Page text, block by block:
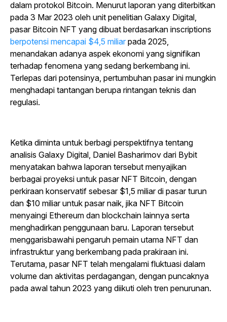
dalam protokol Bitcoin. Menurut laporan yang diterbitkan
pada 3 Mar 2023 oleh unit penelitian Galaxy Digital,
pasar Bitcoin NFT yang dibuat berdasarkan inscriptions
berpotensi mencapai $4,5 miliar pada 2025,
menandakan adanya aspek ekonomi yang signifikan
terhadap fenomena yang sedang berkembang ini.
Terlepas dari potensinya, pertumbuhan pasar ini mungkin
menghadapi tantangan berupa rintangan teknis dan
regulasi.
Ketika diminta untuk berbagi perspektifnya tentang
analisis Galaxy Digital, Daniel Basharimov dari Bybit
menyatakan bahwa laporan tersebut menyajikan
berbagai proyeksi untuk pasar NFT Bitcoin, dengan
perkiraan konservatif sebesar $1,5 miliar di pasar turun
dan $10 miliar untuk pasar naik, jika NFT Bitcoin
menyaingi Ethereum dan blockchain lainnya serta
menghadirkan penggunaan baru. Laporan tersebut
menggarisbawahi pengaruh pemain utama NFT dan
infrastruktur yang berkembang pada prakiraan ini.
Terutama, pasar NFT telah mengalami fluktuasi dalam
volume dan aktivitas perdagangan, dengan puncaknya
pada awal tahun 2023 yang diikuti oleh tren penurunan.